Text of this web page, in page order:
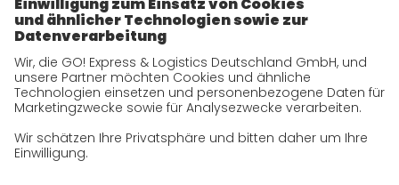
Unternehmen
zukunftssichere Arbeitskultur bei GO!
Historie
CSR
Qualität
Zertifizierungen
Referenzen